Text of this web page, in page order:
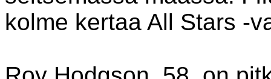
kolme kertaa All Stars -